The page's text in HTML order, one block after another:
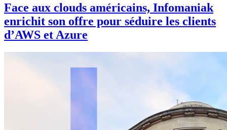
Face aux clouds américains, Infomaniak
enrichit son offre pour séduire les clients
d’AWS et Azure